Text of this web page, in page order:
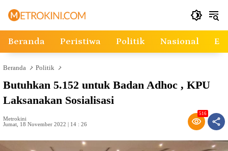
Beranda Peristiwa Politik Nasional
Beranda Politik
Butuhkan 5.152 untuk Badan Adhoc , KPU
Laksanakan Sosialisasi
Metrokini
Jumat, 18 November 2022 | 14 : 26
516